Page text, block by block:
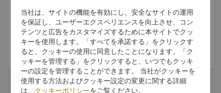
2026年06月05日
- 2026年08月
31日
Seasonal Summer Menu at
Shang Garden
A Vibrant Summer Seafood
Feast
料金USD 46 より
当社は、サイトの機能を有効にし、安全なサイトの運用
を保証し、ユーザーエクスペリエンスを向上させ、コン
テンツと広告をカスタマイズするために本サイトでクッ
キーを使用します。「すべてを承諾する」をクリックす
ると、クッキーの使用に同意したことになります。「ク
ッキーを管理する」をクリックすると、いつでもクッキ
ーの設定を管理することができます。 当社がクッキーを
使用する方法およびクッキー設定の変更に関する詳細
は、 クッキーポリシーをご覧ください。